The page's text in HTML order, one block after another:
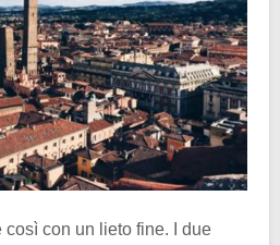
così con un lieto fine. I due